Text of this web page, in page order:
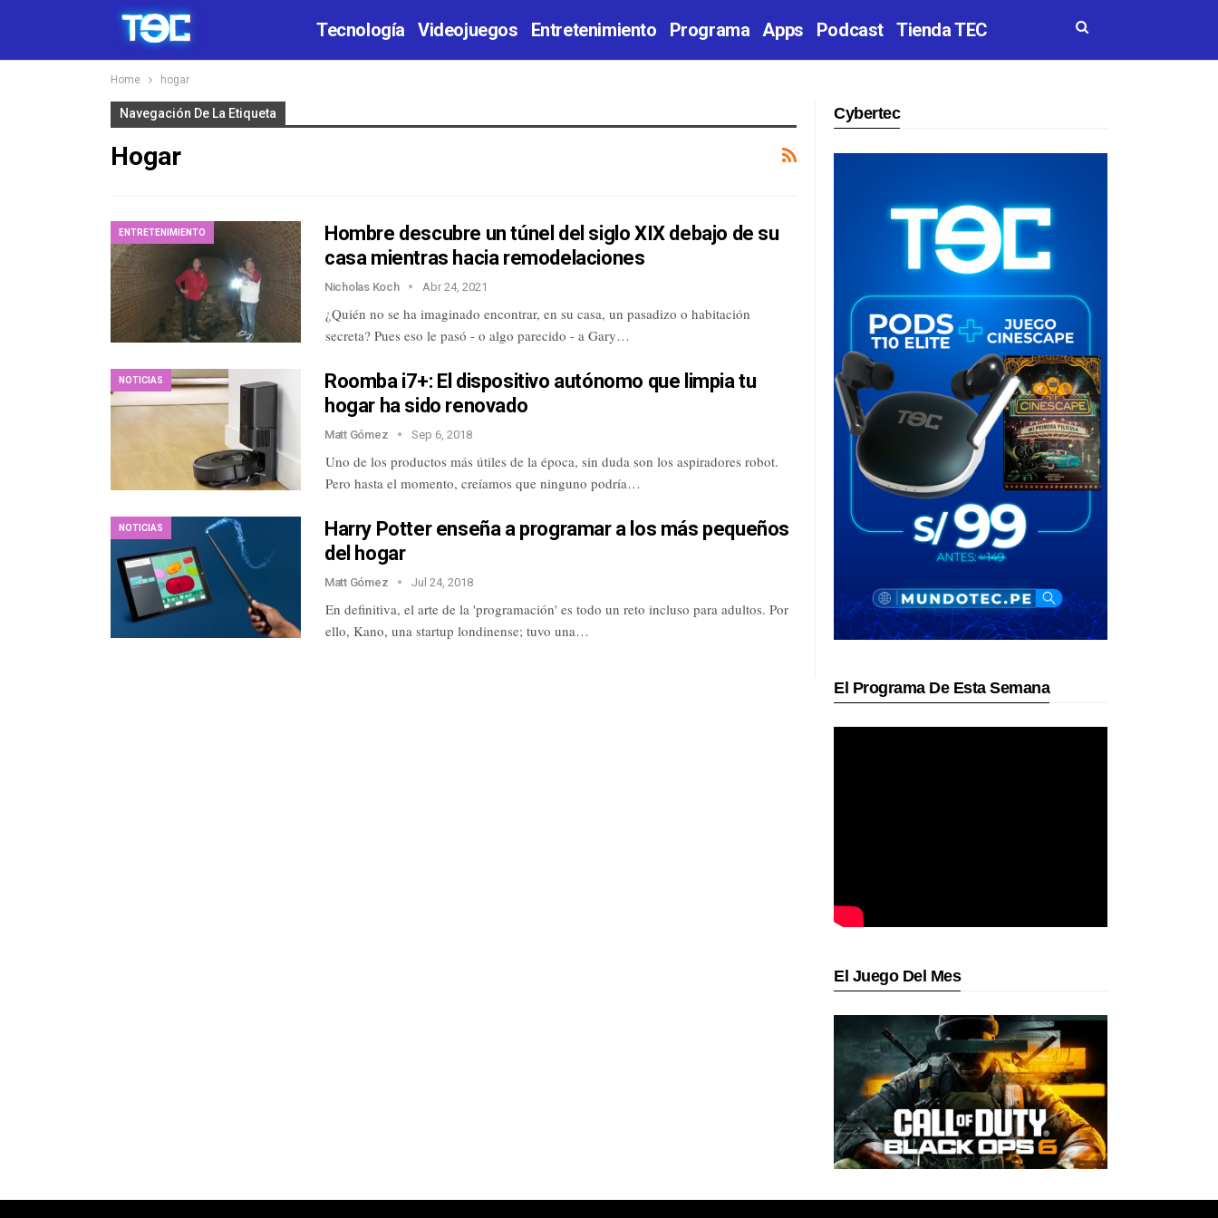
Tecnología Videojuegos Entretenimiento Programa Apps Podcast Tienda TEC
Home hogar
Navegación De La Etiqueta
Hogar
ENTRETENIMIENTO
Hombre descubre un túnel del siglo XIX debajo de su
casa mientras hacia remodelaciones
Nicholas Koch Abr 24, 2021
¿Quién no se ha imaginado encontrar, en su casa, un pasadizo o habitación
secreta? Pues eso le pasó - o algo parecido - a Gary…
NOTICIAS
Roomba i7+: El dispositivo autónomo que limpia tu
hogar ha sido renovado
Matt Gómez Sep 6, 2018
Uno de los productos más útiles de la época, sin duda son los aspiradores robot.
Pero hasta el momento, creíamos que ninguno podría…
NOTICIAS
Harry Potter enseña a programar a los más pequeños
del hogar
Matt Gómez Jul 24, 2018
En definitiva, el arte de la 'programación' es todo un reto incluso para adultos. Por
ello, Kano, una startup londinense; tuvo una…
Cybertec
El Programa De Esta Semana
El Juego Del Mes